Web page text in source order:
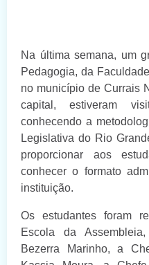
Na última semana, um
Pedagogia, da
no município de Currais
capital, estiveram
conhecendo a
Legislativa do Rio
proporcionar aos
conhecer o formato
instituição.
Os estudantes foram
Escola da
Bezerra Marinho, a